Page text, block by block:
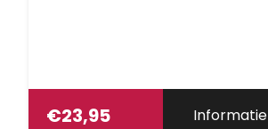
€23,95 Informatie